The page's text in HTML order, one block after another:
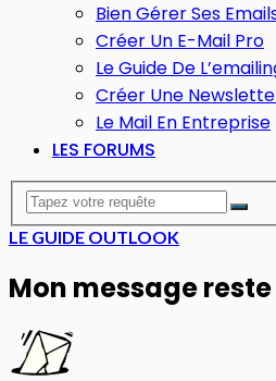
Bien Gérer Ses
Créer Un E-Mail Pro
Le Guide De
Créer Une
Le Mail En Entreprise
LES FORUMS
LE GUIDE OUTLOOK
Mon message